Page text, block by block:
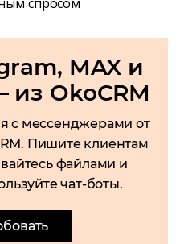
MAX и
OkoCRM
с мессенджерами от
Пишите клиентам
файлами и
чат-боты.